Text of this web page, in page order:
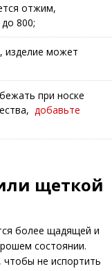
отжим,
до 800;
, изделие может
при носке
добавьте
щеткой
более щадящей и
состоянии.
чтобы не испортить